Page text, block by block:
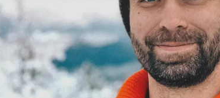
kontor frontend backend
tilgjengelighet ukas koder